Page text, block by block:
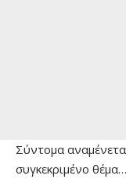
Σύντομα
συγκεκριμένο